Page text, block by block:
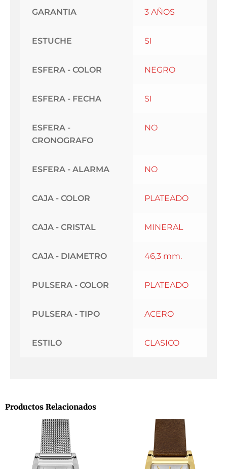
GARANTIA 3 AÑOS
ESTUCHE SI
ESFERA - COLOR NEGRO
ESFERA - FECHA SI
ESFERA -
CRONOGRAFO
NO
ESFERA - ALARMA NO
CAJA - COLOR PLATEADO
CAJA - CRISTAL MINERAL
CAJA - DIAMETRO 46,3 mm.
PULSERA - COLOR PLATEADO
PULSERA - TIPO ACERO
ESTILO CLASICO
Productos Relacionados